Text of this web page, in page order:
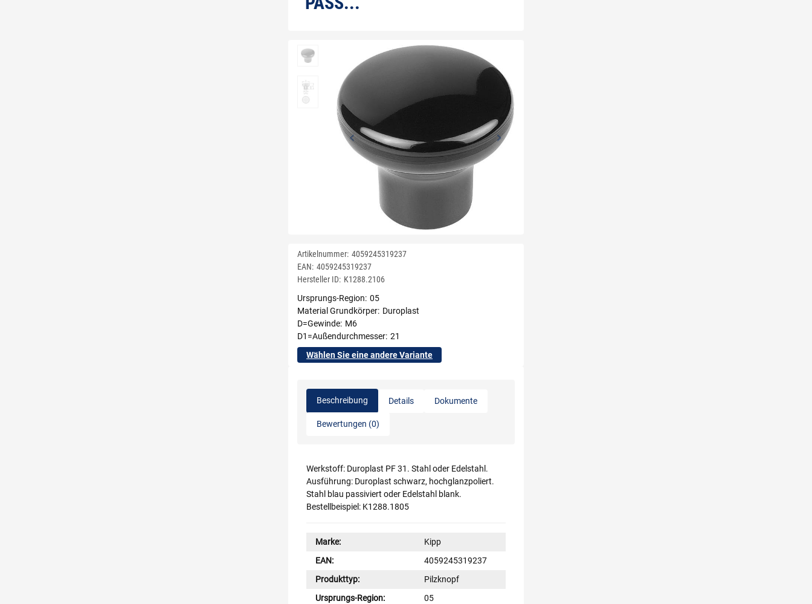
Artikelnummer: 4059245319237
EAN: 4059245319237
Hersteller ID: K1288.2106
Ursprungs-Region 05
Material Grundkörper Duroplast
D=Gewinde M6
D1=Außendurchmesser 21
Wählen Sie eine andere Variante
Beschreibung Details Dokumente
Bewertungen (0)
Werkstoff: Duroplast PF 31. Stahl oder Edelstahl.
Ausführung: Duroplast schwarz, hochglanzpoliert.
Stahl blau passiviert oder Edelstahl blank.
Bestellbeispiel: K1288.1805
Marke:
Kipp
EAN:
4059245319237
Produkttyp:
Pilzknopf
Ursprungs-Region:
05